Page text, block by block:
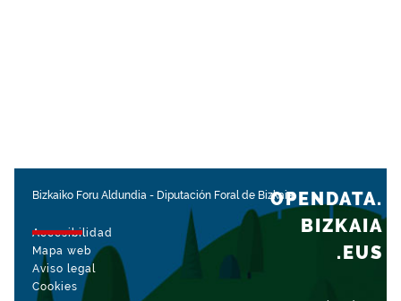
Bizkaiko Foru Aldundia - Diputación Foral de Bizkaia
Accesibilidad
Mapa web
Aviso legal
Cookies
OPENDATA.
BIZKAIA
.EUS